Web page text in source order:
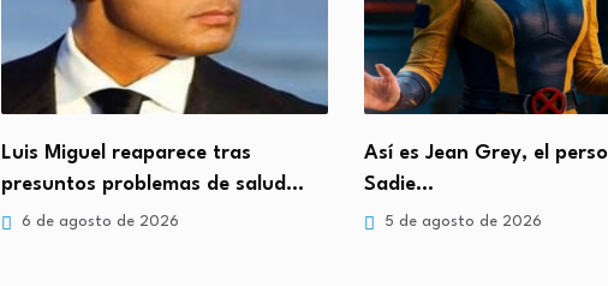
Luis Miguel reaparece tras
presuntos problemas de salud…
6 de agosto de 2026
Así es Jean Grey, el
Sadie…
5 de agosto de 2026